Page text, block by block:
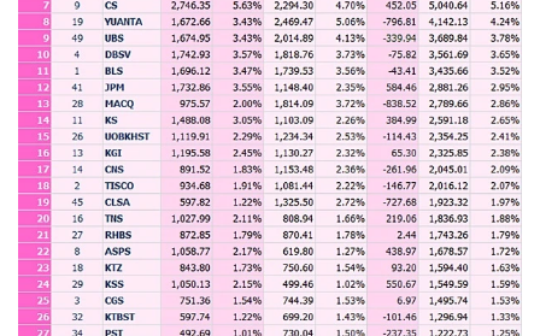
• Cyber BIZ
• ผู้จัดกวน
• Good health & Well-being
• Green Innovation & SD
• Management & HR
• MGR Live
• Infographic
• การเมือง
• ท่องเที่ยว